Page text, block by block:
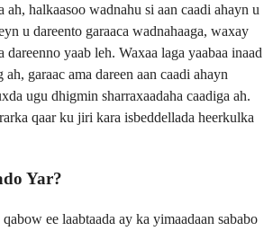
ah, halkaasoo wadnahu si aan caadi ahayn u
u dareento garaaca wadnahaaga, waxay
dareenno yaab leh. Waxaa laga yaabaa inaad
ah, garaac ama dareen aan caadi ahayn
ugu dhigmin sharraxaadaha caadiga ah.
qaar ku jiri kara isbeddellada heerkulka
Yar?
ee laabtaada ay ka yimaadaan sababo